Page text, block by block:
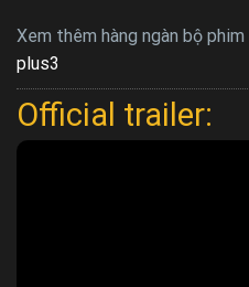
Xem thêm hàng ngàn bộ
plus3
Official trailer: